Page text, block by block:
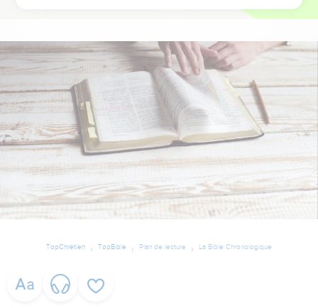
TopChrétien TopBible Plan de lecture La Bible Chronologique